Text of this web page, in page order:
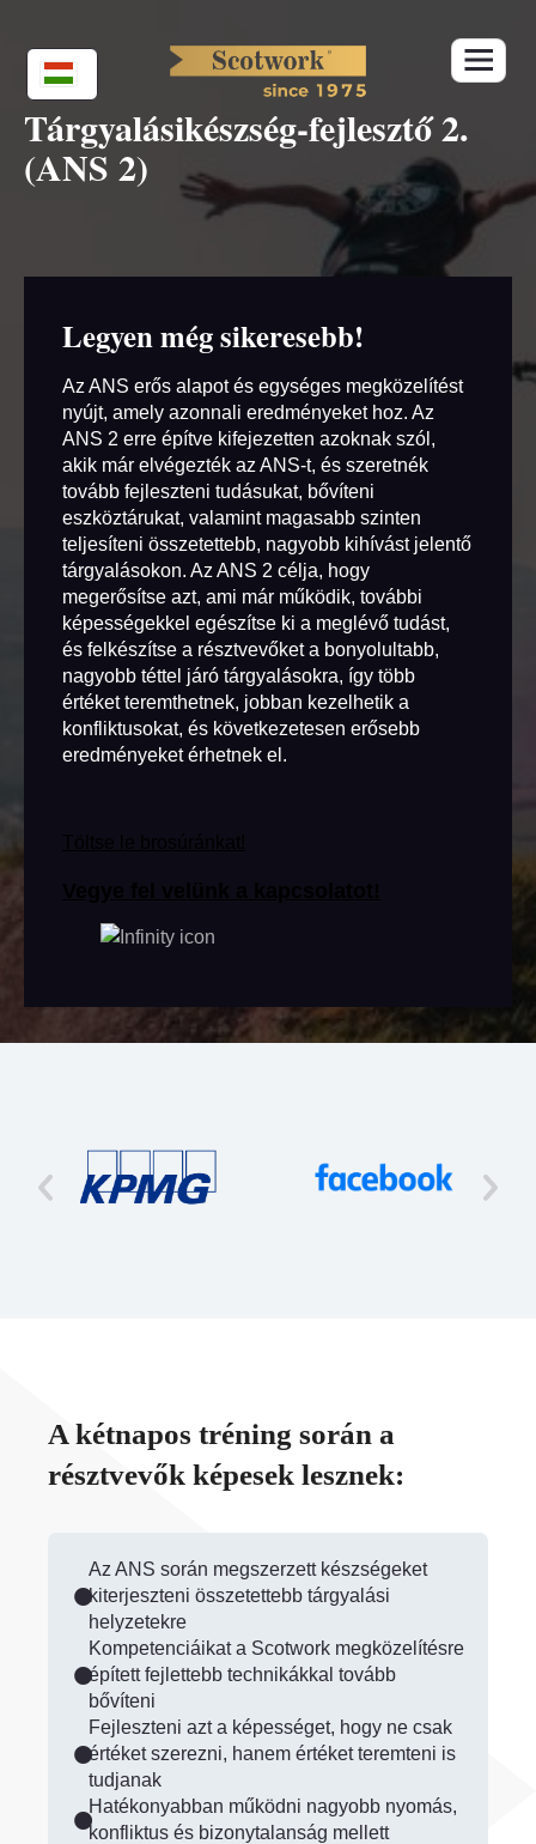
content
Tárgyalásikészség-fejlesztő 2.
(ANS 2)
Legyen még sikeresebb!
Az ANS erős alapot és egységes megközelítést
nyújt, amely azonnali eredményeket hoz. Az
ANS 2 erre építve kifejezetten azoknak szól,
akik már elvégezték az ANS-t, és szeretnék
tovább fejleszteni tudásukat, bővíteni
eszköztárukat, valamint magasabb szinten
teljesíteni összetettebb, nagyobb kihívást jelentő
tárgyalásokon. Az ANS 2 célja, hogy
megerősítse azt, ami már működik, további
képességekkel egészítse ki a meglévő tudást,
és felkészítse a résztvevőket a bonyolultabb,
nagyobb téttel járó tárgyalásokra, így több
értéket teremthetnek, jobban kezelhetik a
konfliktusokat, és következetesen erősebb
eredményeket érhetnek el.
A kétnapos tréning során a
résztvevők képesek lesznek:
Az ANS során megszerzett készségeket
kiterjeszteni összetettebb tárgyalási
helyzetekre
Kompetenciáikat a Scotwork megközelítésre
épített fejlettebb technikákkal tovább
bővíteni
Fejleszteni azt a képességet, hogy ne csak
értéket szerezni, hanem értéket teremteni is
tudjanak
Hatékonyabban működni nagyobb nyomás,
konfliktus és bizonytalanság mellett